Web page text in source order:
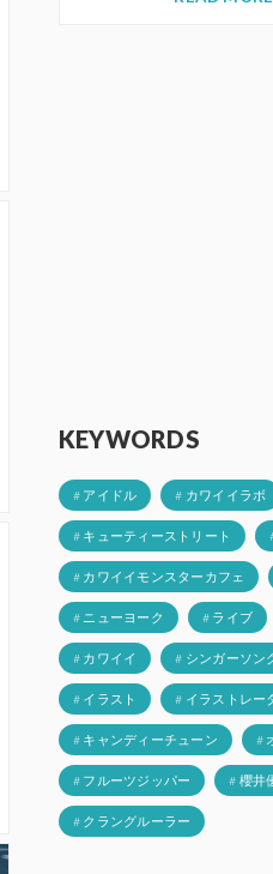
KEYWORDS
# アイドル # カワイイラボ
# キューティーストリート
# カワイイモンスターカフェ
# ニューヨーク # ライブ
# カワイイ # シンガーソン
# イラスト # イラストレー
# キャンディーチューン #
# フルーツジッパー # 櫻井
# クラングルーラー